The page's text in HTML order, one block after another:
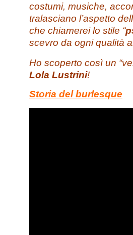
costumi, musiche,
tralasciano l’aspetto
che chiamerei lo stile “
scevro da ogni qualità
Ho scoperto così un
Lola Lustrini!
Storia del burlesque